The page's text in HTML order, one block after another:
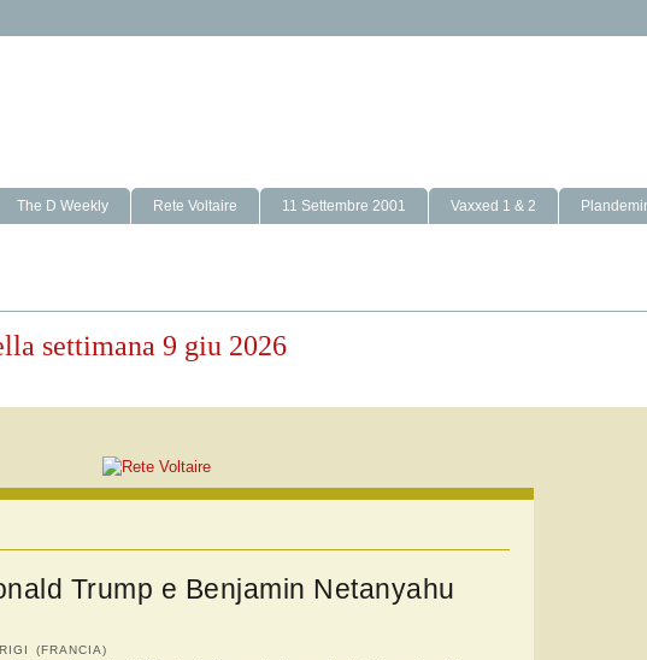
The D Weekly Rete Voltaire 11 Settembre 2001 Vaxxed 1 & 2
settimana 9 giu 2026
Trump e Benjamin Netanyahu
(FRANCIA)